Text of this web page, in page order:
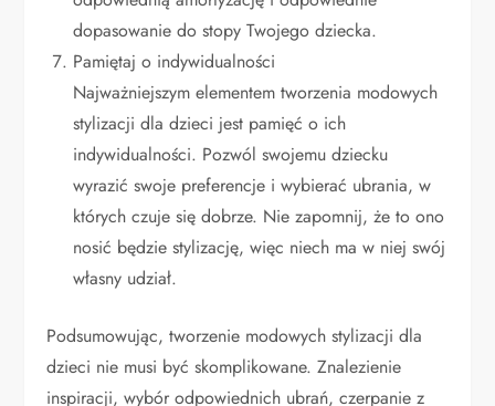
dopasowanie do stopy Twojego dziecka.
Pamiętaj o indywidualności
Najważniejszym elementem tworzenia modowych
stylizacji dla dzieci jest pamięć o ich
indywidualności. Pozwól swojemu dziecku
wyrazić swoje preferencje i wybierać ubrania, w
których czuje się dobrze. Nie zapomnij, że to ono
nosić będzie stylizację, więc niech ma w niej swój
własny udział.
Podsumowując, tworzenie modowych stylizacji dla
dzieci nie musi być skomplikowane. Znalezienie
inspiracji, wybór odpowiednich ubrań, czerpanie z